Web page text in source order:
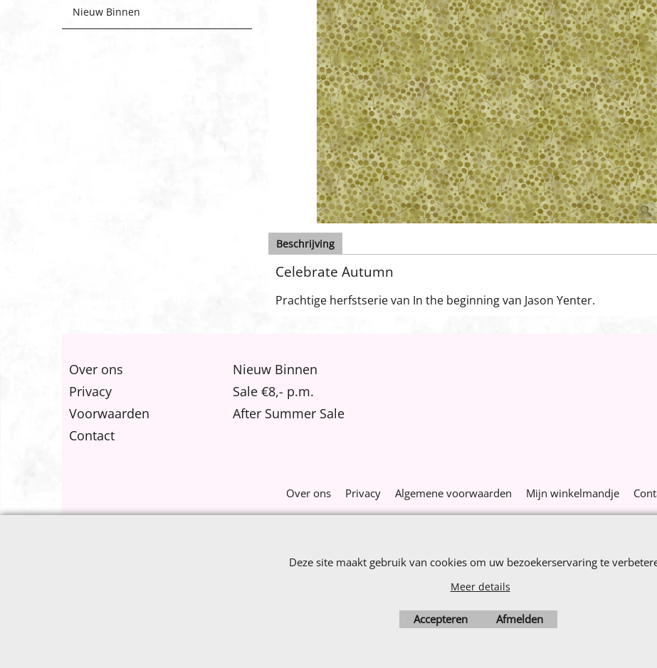
Nieuw Binnen
Beschrijving
Celebrate Autumn
Prachtige herfstserie van In the beginning van Jason Yenter.
Over ons
Privacy
Voorwaarden
Contact
Nieuw Binnen
Sale €8,- p.m.
After Summer Sale
Over ons Privacy Algemene voorwaarden Mijn winkelmandje
Deze site maakt gebruik van cookies om uw bezoekerservaring te
Meer details
Accepteren Afmelden